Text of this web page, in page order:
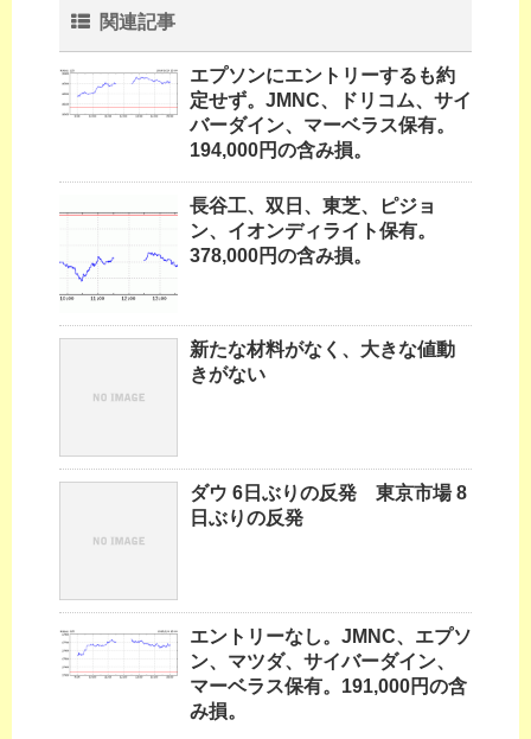
関連記事
エプソンにエントリーするも約
定せず。JMNC、ドリコム、サイ
バーダイン、マーベラス保有。
194,000円の含み損。
長谷工、双日、東芝、ピジョ
ン、イオンディライト保有。
378,000円の含み損。
新たな材料がなく、大きな値動
きがない
ダウ 6日ぶりの反発 東京市場 8
日ぶりの反発
エントリーなし。JMNC、エプソ
ン、マツダ、サイバーダイン、
マーベラス保有。191,000円の含
み損。